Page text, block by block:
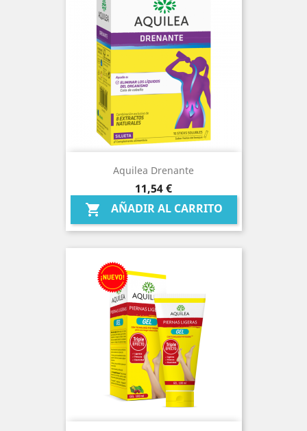
Aquilea Drenante
Precio
11,54 €
 AÑADIR AL CARRITO